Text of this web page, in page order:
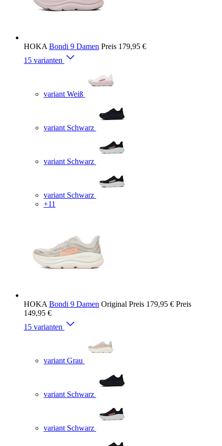
HOKA Bondi 9 Damen Preis 179,95 €
15 varianten
variant Weiß
variant Schwarz
variant Schwarz
variant Schwarz
+11
HOKA Bondi 9 Damen Original Preis 179,95 € Preis
149,95 €
15 varianten
variant Grau
variant Schwarz
variant Schwarz